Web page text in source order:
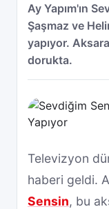
Ay Yapım'ın
Şaşmaz ve
yapıyor.
dorukta.
Televizyon
haberi geldi.
Sensin, bu